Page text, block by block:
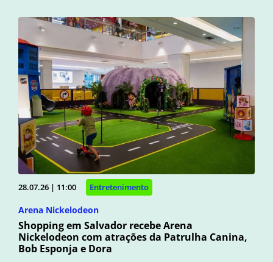
28.07.26 | 11:00 Entretenimento
Arena Nickelodeon
Shopping em Salvador recebe Arena
Nickelodeon com atrações da Patrulha Canina,
Bob Esponja e Dora